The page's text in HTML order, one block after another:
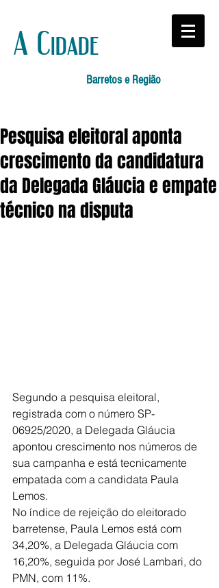
A Cidade
Barretos e Região
Pesquisa eleitoral aponta
crescimento da candidatura
da Delegada Gláucia e empate
técnico na disputa
Segundo a pesquisa eleitoral,
registrada com o número SP-
06925/2020, a Delegada Gláucia
apontou crescimento nos números de
sua campanha e está tecnicamente
empatada com a candidata Paula
Lemos.
No índice de rejeição do eleitorado
barretense, Paula Lemos está com
34,20%, a Delegada Gláucia com
16,20%, seguida por José Lambari, do
PMN, com 11%.